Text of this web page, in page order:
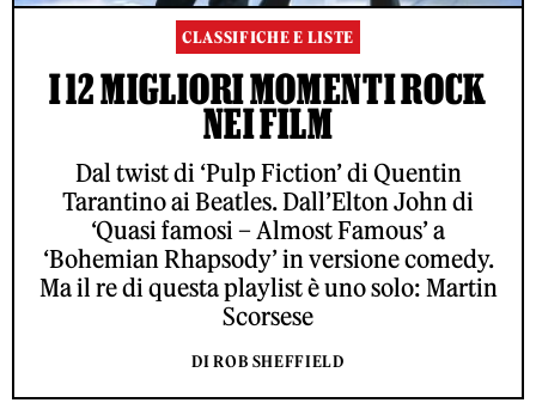
CLASSIFICHE E LISTE
I 12 MIGLIORI MOMENTI ROCK
NEI FILM
Dal twist di ‘Pulp Fiction’ di Quentin
Tarantino ai Beatles. Dall’Elton John di
‘Quasi famosi – Almost Famous’ a
‘Bohemian Rhapsody’ in versione comedy.
Ma il re di questa playlist è uno solo: Martin
Scorsese
DI ROB SHEFFIELD